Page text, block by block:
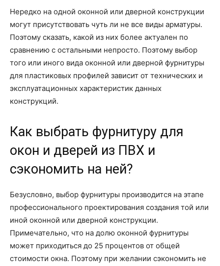
Нередко на одной оконной или дверной конструкции
могут присутствовать чуть ли не все виды арматуры.
Поэтому сказать, какой из них более актуален по
сравнению с остальными непросто. Поэтому выбор
того или иного вида оконной или дверной фурнитуры
для пластиковых профилей зависит от технических и
эксплуатационных характеристик данных
конструкций.
Как выбрать фурнитуру для
окон и дверей из ПВХ и
сэкономить на ней?
Безусловно, выбор фурнитуры производится на этапе
профессионального проектирования создания той или
иной оконной или дверной конструкции.
Примечательно, что на долю оконной фурнитуры
может приходиться до 25 процентов от общей
стоимости окна. Поэтому при желании сэкономить не